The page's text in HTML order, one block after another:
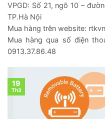
VPGD: Số 21, ngõ 10 –
TP.Hà Nội
Mua hàng trên website:
Mua hàng qua số điện
0913.37.86.48
19
Th3